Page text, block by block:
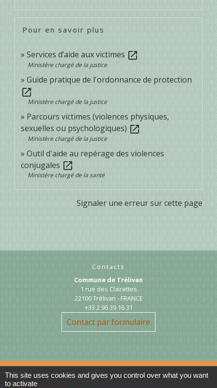
Pour en savoir plus
Services d’aide aux victimes open_in_new
Ministère chargé de la justice
Guide pratique de l'ordonnance de protection
open_in_new
Ministère chargé de la justice
Parcours victimes (violences physiques,
sexuelles ou psychologiques) open_in_new
Ministère chargé de la justice
Outil d'aide au repérage des violences
conjugales open_in_new
Ministère chargé de la santé
Signaler une erreur sur cette page
Contacts
Commune de Trélivan
1 rue des Clairettes
22100 Trélivan - FRANCE
+33 2 96 39 16 31
Contact par formulaire
This site uses cookies and gives you control over what you want
to activate